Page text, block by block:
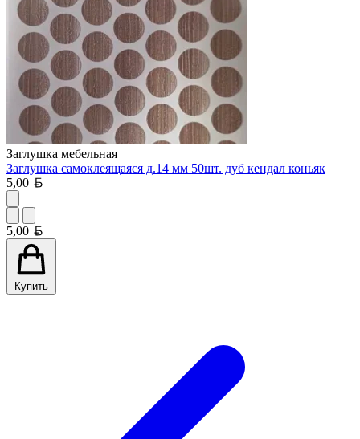
Заглушка мебельная
Заглушка самоклеящаяся д.14 мм 50шт. дуб кендал коньяк
5,00
5,00
Купить